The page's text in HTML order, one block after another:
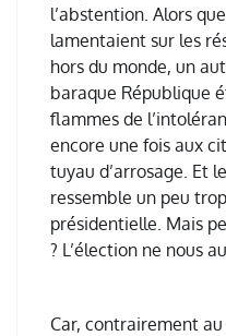
l’abstention. Alors
lamentaient sur les
hors du monde, un
baraque République
flammes de
encore une fois aux
tuyau d’arrosage. Et
ressemble un peu
présidentielle. Mais
? L’élection ne nous
Car, contrairement